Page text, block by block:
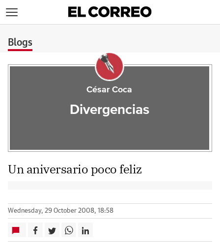
Blogs
César Coca
Divergencias
Un aniversario poco feliz
Wednesday, 29 October 2008, 18:58